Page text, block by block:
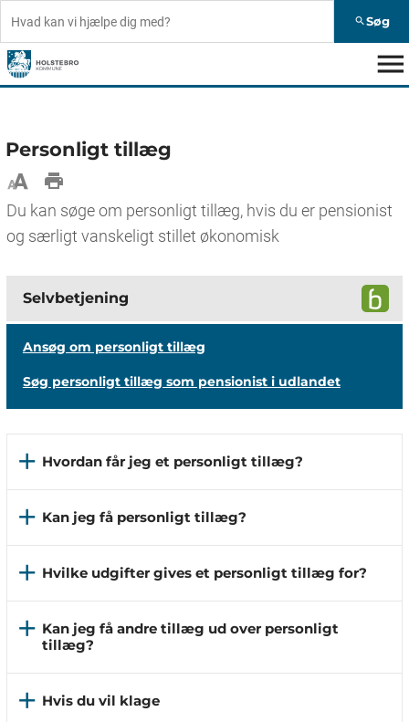
search Søg
menu
Personligt tillæg
Du kan søge om personligt tillæg, hvis du er pensionist
og særligt vanskeligt stillet økonomisk
Selvbetjening
Ansøg om personligt tillæg
Søg personligt tillæg som pensionist i udlandet
add Hvordan får jeg et personligt tillæg?
add Kan jeg få personligt tillæg?
add Hvilke udgifter gives et personligt tillæg for?
add Kan jeg få andre tillæg ud over personligt
tillæg?
add Hvis du vil klage